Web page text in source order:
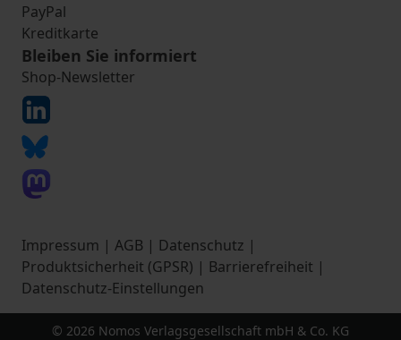
PayPal
Kreditkarte
Bleiben Sie informiert
Shop-Newsletter
Impressum | AGB | Datenschutz |
Produktsicherheit (GPSR) | Barrierefreiheit |
Datenschutz-Einstellungen
© 2026 Nomos Verlagsgesellschaft mbH & Co. KG